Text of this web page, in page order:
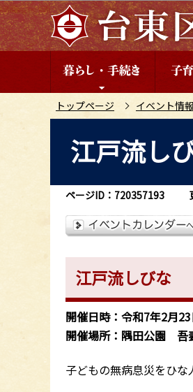
こ
の
ペ
トップページ イベント情
こ
江戸流し
ページID：720357193
江戸流しびな
開催日時：令和7年2月23
開催場所：隅田公園 吾
子どもの無病息災をひ